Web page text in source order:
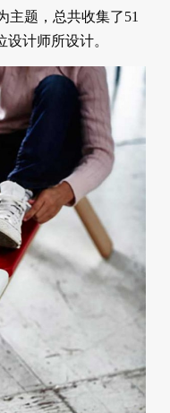
主题，总共收集了51
计师所设计。